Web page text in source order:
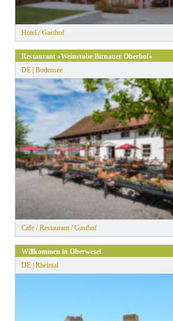
Hotel / Gasthof
Restaurant »Weinstube Birnauer Oberhof«
DE | Bodensee
Cafe / Restaurant / Gasthof
Willkommen in Oberwesel
DE | Rheintal